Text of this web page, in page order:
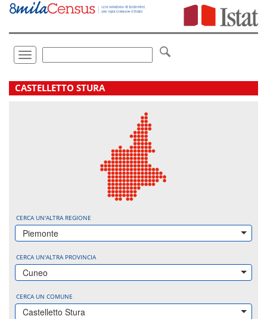
Vai
direttamente
Toggle
navigation
.
CASTELLETTO STURA
CERCA UN'ALTRA REGIONE
Piemonte
CERCA UN'ALTRA PROVINCIA
Cuneo
CERCA UN COMUNE
Castelletto Stura